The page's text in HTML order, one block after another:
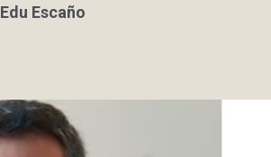
Edu Escaño